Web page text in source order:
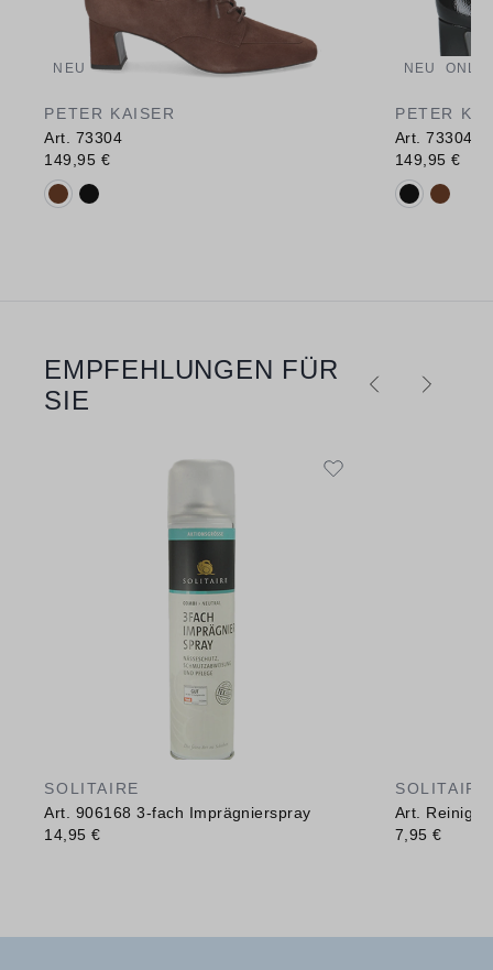
NEU
PETER KAISER
Art. 73304
149,95 €
Verfügbare Farbvarianten:
NEU
PETER
Art. 73304
149,95 €
Verfügbare
Produktgalerie überspringen
EMPFEHLUNGEN FÜR
SIE
SOLITAIRE
Art. 906168 3-fach Imprägnierspray
14,95 €
SOLITAIRE
Art.
7,95 €